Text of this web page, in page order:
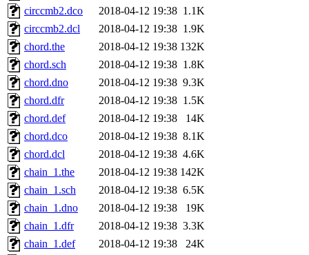
circcmb2.dco
2018-04-12 19:38 1.1K
circcmb2.dcl
2018-04-12 19:38 1.9K
chord.the
2018-04-12 19:38 132K
chord.sch
2018-04-12 19:38 1.8K
chord.dno
2018-04-12 19:38 9.3K
chord.dfr
2018-04-12 19:38 1.5K
chord.def
2018-04-12 19:38
14K
chord.dco
2018-04-12 19:38 8.1K
chord.dcl
2018-04-12 19:38 4.6K
chain_1.the
2018-04-12 19:38 142K
chain_1.sch
2018-04-12 19:38 6.5K
chain_1.dno
2018-04-12 19:38
19K
chain_1.dfr
2018-04-12 19:38 3.3K
chain_1.def
2018-04-12 19:38
24K